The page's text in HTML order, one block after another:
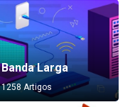
Banda Larga
1258 Artigos